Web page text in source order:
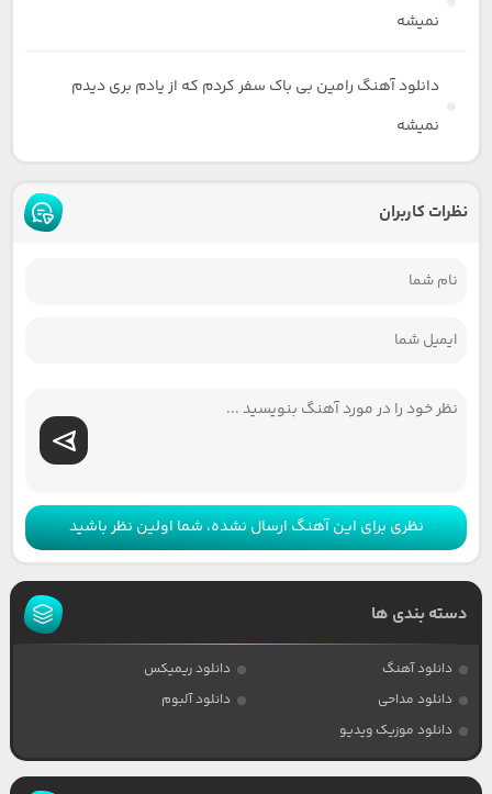
نمیشه
دانلود آهنگ رامین بی باک سفر کردم که از یادم بری دیدم
نمیشه
نظرات کاربران
نظری برای این آهنگ ارسال نشده، شما اولین نظر باشید
دسته بندی ها
دانلود آهنگ
دانلود ریمیکس
دانلود مداحی
دانلود آلبوم
دانلود موزیک ویدیو